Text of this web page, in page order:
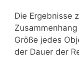
Die Ergebnisse
Größe jedes
der Dauer der